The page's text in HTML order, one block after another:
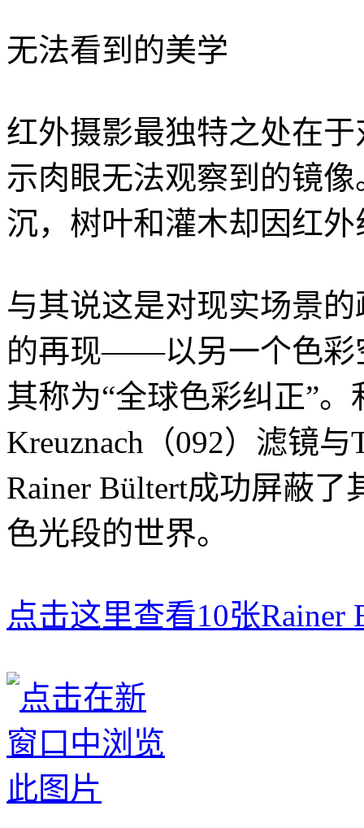
无法看到的美学
红外摄影最独特之处在
示肉眼无法观察到的镜
沉，树叶和灌木却因红
与其说这是对现实场景
的再现——以另一个色彩
其称为“全球色彩纠正”。
Kreuznach（092）滤镜
Rainer Bültert成功屏蔽
色光段的世界。
点击这里查看10张Rainer